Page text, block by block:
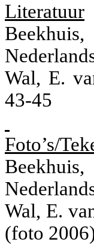
Literatuur
Wal, E.
43-45
Foto’s/
Wal, E.
(foto